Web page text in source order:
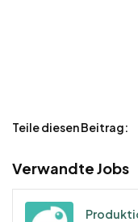
Teile diesen Beitrag:
Verwandte Jobs